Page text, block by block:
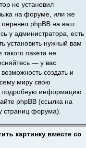
не установил
на форуме, или же
перевел phpBB на ваш
у администратора, есть
установить нужный вам
пакета не
— у вас
создать и
миру свою
подробную информацию
phpBB (ссылка на
страниц форума).
картинку вместе со